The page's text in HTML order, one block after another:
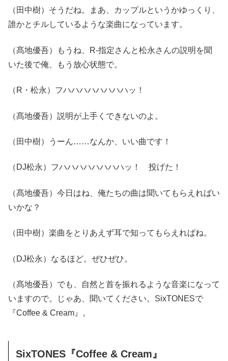
（田中樹）そうだね。まあ、カップルというかゆっくり、
誰かとチルしているような楽曲になっています。
（髙地優吾）もうね、R-指定さんと松永さんの説明を聞
いた後で俺、もう放心状態で。
（R・松永）フハハハハハハハハッ！
（髙地優吾）説明が上手くできないのよ。
（田中樹）うーん……なんか、いい曲です！
（DJ松永）フハハハハハハハハッ！ 投げた！
（髙地優吾）今日はね、俺たちの曲は聞いてもらえればい
いかな？
（田中樹）楽曲をとりあえず耳で知ってもらえればね。
（DJ松永）なるほど。ぜひぜひ。
（髙地優吾）でも、自然と首を振れるような音楽になって
いますので。じゃあ、聞いてください。SixTONESで
『Coffee & Cream』。
SixTONES『Coffee & Cream』